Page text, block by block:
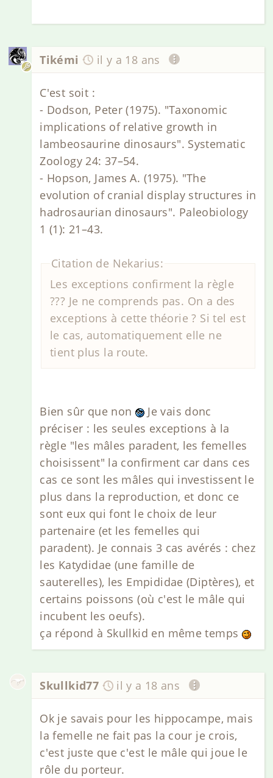
Tikémi il y a 18 ans
C'est soit :
- Dodson, Peter (1975). "Taxonomic
implications of relative growth in
lambeosaurine dinosaurs". Systematic
Zoology 24: 37–54.
- Hopson, James A. (1975). "The
evolution of cranial display structures in
hadrosaurian dinosaurs". Paleobiology
1 (1): 21–43.
Citation de Nekarius:
Les exceptions confirment la règle
??? Je ne comprends pas. On a des
exceptions à cette théorie ? Si tel est
le cas, automatiquement elle ne
tient plus la route.
Bien sûr que non
Je vais donc
préciser : les seules exceptions à la
règle "les mâles paradent, les femelles
choisissent" la confirment car dans ces
cas ce sont les mâles qui investissent le
plus dans la reproduction, et donc ce
sont eux qui font le choix de leur
partenaire (et les femelles qui
paradent). Je connais 3 cas avérés : chez
les Katydidae (une famille de
sauterelles), les Empididae (Diptères), et
certains poissons (où c'est le mâle qui
incubent les oeufs).
ça répond à Skullkid en même temps
Skullkid77 il y a 18 ans
Ok je savais pour les hippocampe, mais
la femelle ne fait pas la cour je crois,
c'est juste que c'est le mâle qui joue le
rôle du porteur.